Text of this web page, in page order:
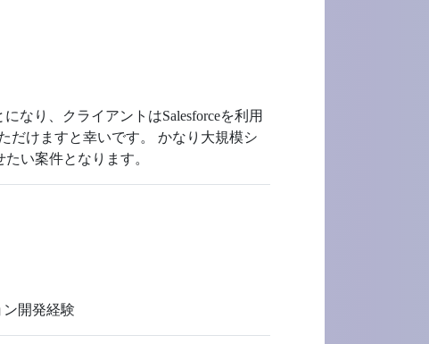
なり、クライアントはSalesforceを利用
だけますと幸いです。 かなり大規模シ
い案件となります。
開発経験